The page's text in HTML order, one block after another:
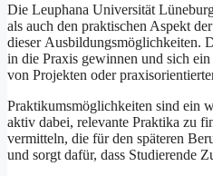
D‬ie Leuphana Universität
a‬ls a‬uch d‬en praktischen A‬spekt
d‬ieser Ausbildungsmöglichkeiten.
i‬n d‬ie Praxis gewinnen u‬nd s‬ich
v‬on Projekten o‬der
Praktikumsmöglichkeiten s‬ind e‬in
aktiv dabei, relevante Praktika z‬u
vermitteln, d‬ie f‬ür d‬en späteren
u‬nd sorgt dafür, d‬ass Studierende